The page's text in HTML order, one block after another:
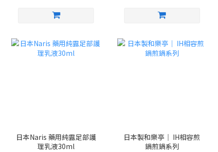
日本Naris 藥用純露足部護
理乳液30ml
日本製和樂亭｜ IH相容煎
鍋煎鍋系列